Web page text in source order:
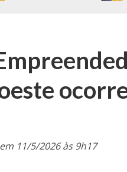
11/5/2026 às 9h17